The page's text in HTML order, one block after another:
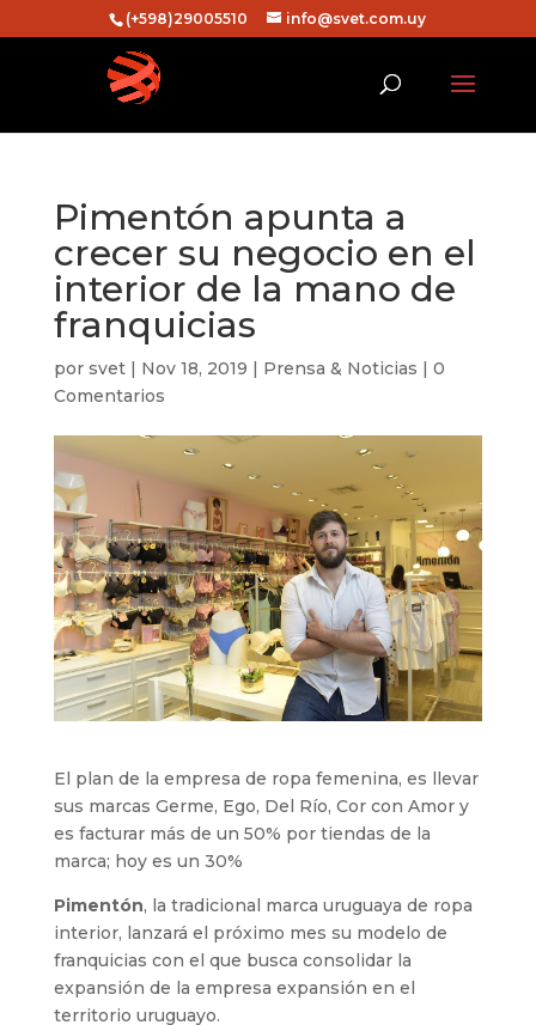
(+598)29005510 info@svet.com.uy
Pimentón apunta a
crecer su negocio en el
interior de la mano de
franquicias
por svet| Nov 18, 2019 | Prensa & Noticias | 0
Comentarios
El plan de la empresa de ropa femenina, es llevar
sus marcas Germe, Ego, Del Río, Cor con Amor y
es facturar más de un 50% por tiendas de la
marca; hoy es un 30%
Pimentón, la tradicional marca uruguaya de ropa
interior, lanzará el próximo mes su modelo de
franquicias con el que busca consolidar la
expansión de la empresa expansión en el
territorio uruguayo.